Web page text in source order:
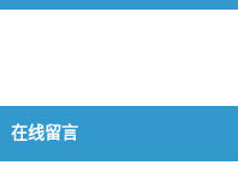
在线留言